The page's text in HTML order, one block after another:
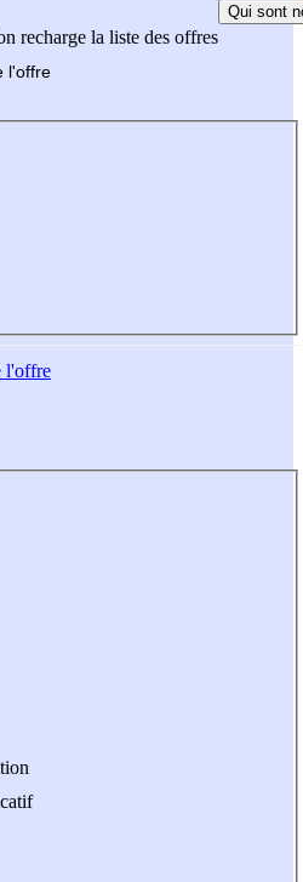
recharge la liste des offres
Qui sont
l'offre
l'offre